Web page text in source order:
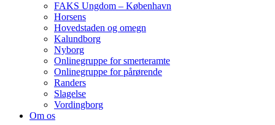
FAKS Ungdom – København
Horsens
Hovedstaden og omegn
Kalundborg
Nyborg
Onlinegruppe for smerteramte
Onlinegruppe for pårørende
Randers
Slagelse
Vordingborg
Om os